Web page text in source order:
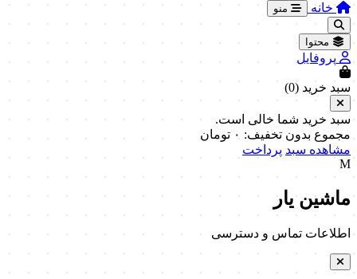
خانه منو
محتوا
پروفایل
سبد خرید (0
)
سبد خرید شما خالی است.
مجموع بدون تخفیف: ۰ تومان
مشاهده سبد پرداخت
M
ماشین یار
اطلاعات تماس و دسترسی